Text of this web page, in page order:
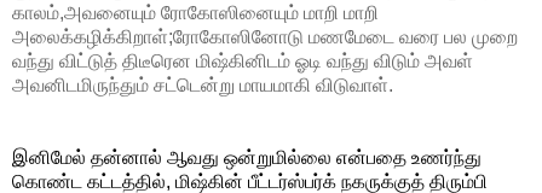
காலம்,அவனையும் ரோகோஸினையும் மாறி மாறி
அலைக்கழிக்கிறாள்;ரோகோஸினோடு மணமேடை வரை பல முறை
வந்து விட்டுத் திடீரென மிஷ்கினிடம் ஓடி வந்து விடும் அவள்
அவனிடமிருந்தும் சட்டென்று மாயமாகி விடுவாள்.
இனிமேல் தன்னால் ஆவது ஒன்றுமில்லை என்பதை உணர்ந்து
கொண்ட கட்டத்தில், மிஷ்கின் பீட்டர்ஸ்பர்க் நகருக்குத் திரும்பி